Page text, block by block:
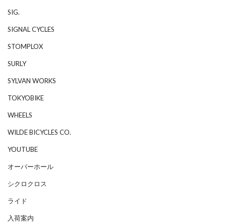
SIG.
SIGNAL CYCLES
STOMPLOX
SURLY
SYLVAN WORKS
TOKYOBIKE
WHEELS
WILDE BICYCLES CO.
YOUTUBE
オーバーホール
シクロクロス
ライド
入荷案内